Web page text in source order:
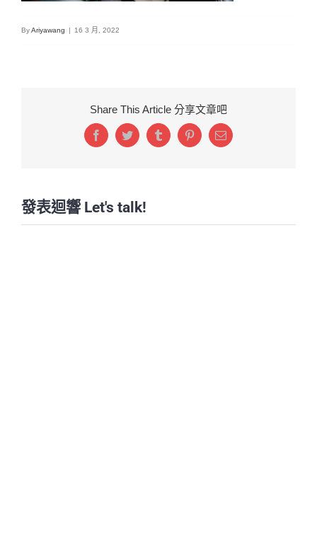
ByAriyawang | 16 3 月, 2022
Share This Article 分享文章吧
FacebookTwitterTumblrPinterestEmail:
發表迴響 Let's talk!